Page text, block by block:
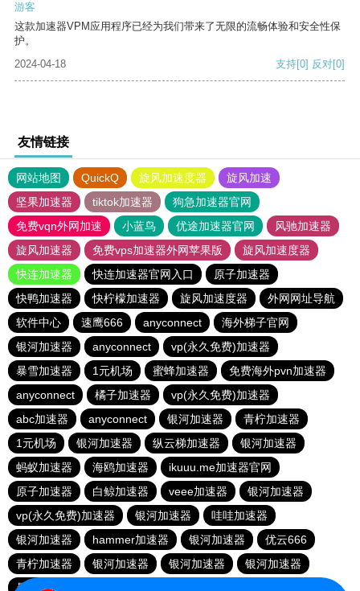
游客
这款加速器VPM应用程序已经为我们带来了无限的流畅体验和安全性保
护。
2024-04-18
支持[0] 反对[0]
友情链接
网站地图 QuickQ 旋风加速度器
旋风加速
坚果加速器
tiktok加速器
狗急加速器官网
免费vqn外网加速
小蓝鸟 优途加速器官网
风驰加速器
旋风加速器
免费vps加速器外网苹果版
旋风加速度器
快连加速器
快连加速器官网入口
原子加速器
快鸭加速器
快柠檬加速器 旋风加速度器
外网网址导航
软件中心
速鹰666 anyconnect
海外梯子官网
银河加速器
anyconnect
vp(永久免费)加速器
暴雪加速器
1元机场 蜜蜂加速器
免费海外pvn加速器
anyconnect
橘子加速器
vp(永久免费)加速器
abc加速器
anyconnect 银河加速器
青柠加速器
1元机场
银河加速器 纵云梯加速器
银河加速器
蚂蚁加速器
海鸥加速器
ikuuu.me加速器官网
原子加速器
白鲸加速器 veee加速器
银河加速器
vp(永久免费)加速器
银河加速器
哇哇加速器
银河加速器
hammer加速器 银河加速器
优云666
青柠加速器
银河加速器 银河加速器
银河加速器
暴雪加速器